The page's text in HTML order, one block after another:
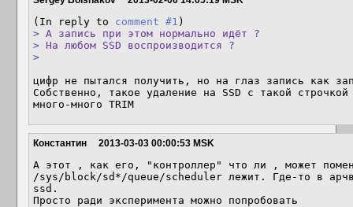
(In reply to comment #1
> А запись при этом нормально идёт ?
> На любом SSD воспроизводится ?
>
цифр не пытался получить, но на глаз запись как
Собственно, такое удаление на SSD с такой
много-много TRIM
Константин 2013-03-03 00:00:53 MSK
А этот , как его, "контроллер" что ли , может
/sys/block/sd*/queue/scheduler лежит. Где-то в
ssd.
Просто ради эксперимента можно попробовать